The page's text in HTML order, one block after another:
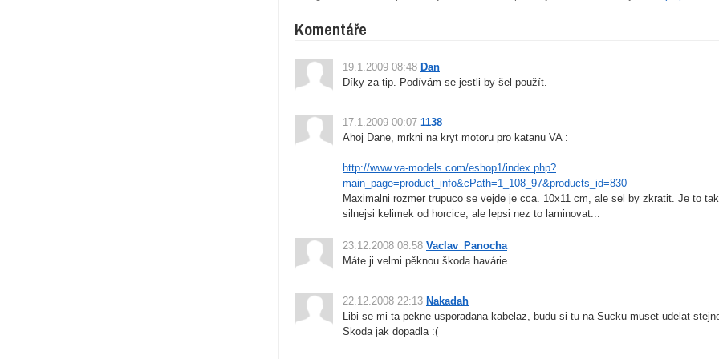
Komentáře
19.1.2009 08:48 Dan
Díky za tip. Podívám se jestli by šel použít.
17.1.2009 00:07 1138
Ahoj Dane, mrkni na kryt motoru pro katanu VA :
http://www.va-models.com/eshop1/index.php?
main_page=product_info&cPath=1_108_97&products_id=830
Maximalni rozmer trupuco se vejde je cca. 10x11 cm, ale sel by zkratit. Je to
silnejsi kelimek od horcice, ale lepsi nez to laminovat...
23.12.2008 08:58 Vaclav_Panocha
Máte ji velmi pěknou škoda havárie
22.12.2008 22:13 Nakadah
Libi se mi ta pekne usporadana kabelaz, budu si tu na Sucku muset udelat
Skoda jak dopadla :(